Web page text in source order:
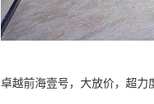
卓越前海壹号，大放价，超力